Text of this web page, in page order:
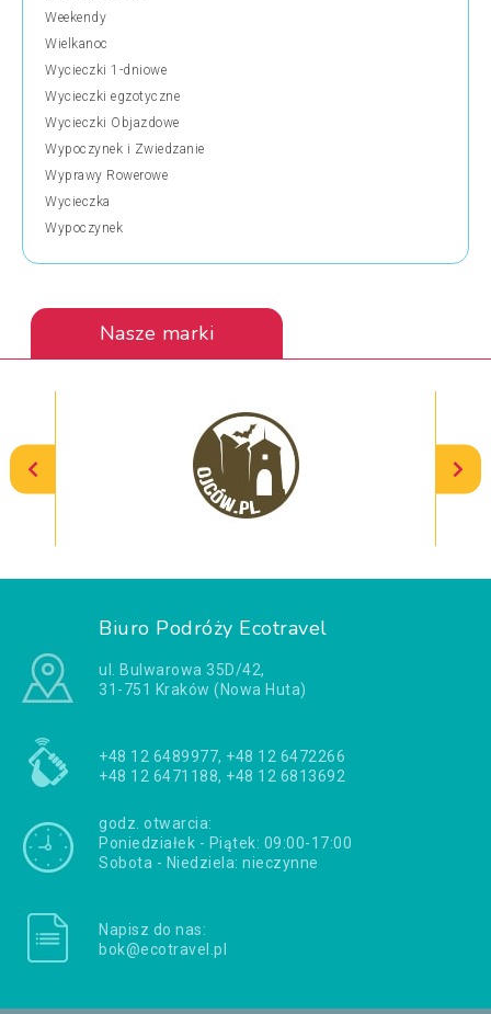
Weekendy
Wielkanoc
Wycieczki 1-dniowe
Wycieczki egzotyczne
Wycieczki Objazdowe
Wypoczynek i Zwiedzanie
Wyprawy Rowerowe
Wycieczka
Wypoczynek
Nasze marki
Biuro Podróży Ecotravel
ul. Bulwarowa 35D/42,
31-751 Kraków (Nowa Huta)
+48 12 6489977, +48 12 6472266
+48 12 6471188, +48 12 6813692
godz. otwarcia:
Poniedziałek - Piątek: 09:00-17:00
Sobota - Niedziela: nieczynne
Napisz do nas:
bok@ecotravel.pl